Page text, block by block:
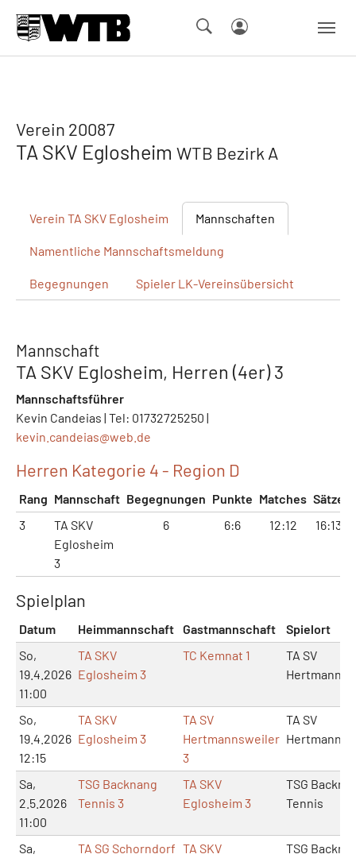
Verein 20087
TA SKV Eglosheim WTB Bezirk A
Verein TA SKV Eglosheim Mannschaften
Namentliche Mannschaftsmeldung
Begegnungen Spieler LK-Vereinsübersicht
Mannschaft
TA SKV Eglosheim, Herren (4er) 3
Mannschaftsführer
Kevin Candeias | Tel: 01732725250 |
kevin.candeias@web.de
Herren Kategorie 4 - Region D
Rang Mannschaft Begegnungen Punkte Matches Sätze
3
TA SKV
Eglosheim
3
6 6:6 12:12 16:13
Spielplan
Datum Heimmannschaft Gastmannschaft
Spielort
So,
19.4.2026
11:00
TA SKV
Eglosheim 3
TC Kemnat 1
TA SV
So,
19.4.2026
12:15
TA SKV
Eglosheim 3
TA SV
Hertmannsweiler
3
TA SV
Sa,
2.5.2026
11:00
TSG Backnang
Tennis 3
TA SKV
Eglosheim 3
TSG
Tennis
Sa,
TA SG Schorndorf TA SKV
TSG